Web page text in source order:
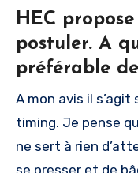
HEC
postuler. A
préférable
A mon avis il
timing. Je pense
ne sert à rien
se presser et de